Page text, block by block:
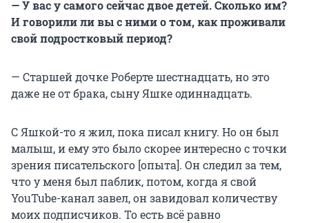
— У вас у самого сейчас двое детей. Сколько им?
И говорили ли вы с ними о том, как проживали
свой подростковый период?
— Старшей дочке Роберте шестнадцать, но это
даже не от брака, сыну Яшке одиннадцать.
С Яшкой-то я жил, пока писал книгу. Но он был
малыш, и ему это было скорее интересно с точки
зрения писательского [опыта]. Он следил за тем,
что у меня был паблик, потом, когда я свой
YouTube-канал завел, он завидовал количеству
моих подписчиков. То есть всё равно